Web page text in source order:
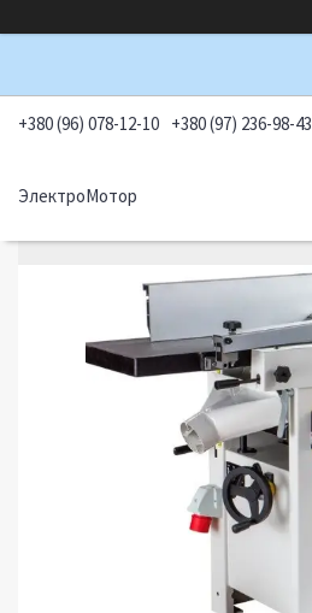
+380 (96) 078-12-10 +380 (97) 236-98-43
ЭлектроМотор